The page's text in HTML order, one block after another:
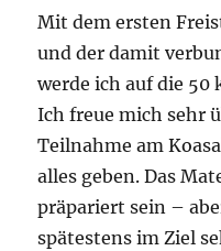
Mit dem ersten
und der damit
werde ich auf die 50
Ich freue mich sehr
Teilnahme am
alles geben. Das
präpariert sein –
spätestens im Ziel